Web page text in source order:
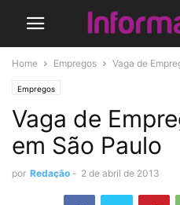
Home Empregos Vaga de
Empregos
Vaga de
em São Paulo
por Redação - 2 de abril de 2013